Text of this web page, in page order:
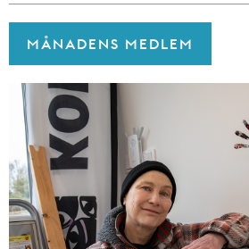
MÅNADENS MEDLEM